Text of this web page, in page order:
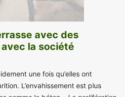
avec des
la société
une fois qu’elles ont
L’envahissement est plus